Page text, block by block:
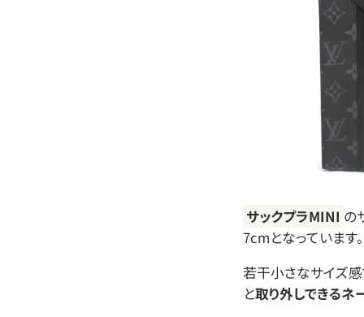
サックプラMINI の
7cmとなっています。
若干小さなサイズ感
と取り外しできる